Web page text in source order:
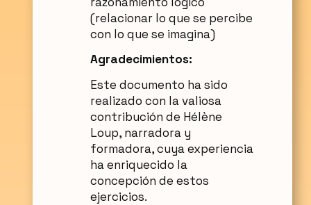
(relacionar lo que se percibe
con lo que se imagina)
Agradecimientos:
Este documento ha sido
realizado con la valiosa
contribución de Hélène
Loup, narradora y
formadora, cuya experiencia
ha enriquecido la
concepción de estos
ejercicios.